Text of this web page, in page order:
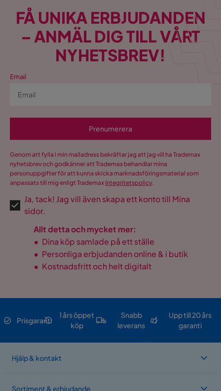
FÅ UNIKA ERBJUDANDEN
– ANMÄL DIG TILL VÅRT
NYHETSBREV!
Email
Prenumerera
Genom att fylla i min mailadress bekräftar jag att jag vill ha Trademax
nyhetsbrev och godkänner att Trademax behandlar mina
personuppgifter för att kunna skicka marknadsföringsmaterial som
anpassats till mig enligt Trademax Integritetspolicy.
Ja, tack! Jag vill även skapa ett konto till Mina
sidor.
Allt detta och mycket mer:
• Dina köp samlade på ett ställe
• Personliga erbjudanden online & i butik
• Kostnadsfritt och helt digitalt
Prisgaranti
1 års öppet
köp
Snabb
leverans
Upp till 20 års
garanti
Hjälp & kontakt
Sortiment & erbjudande